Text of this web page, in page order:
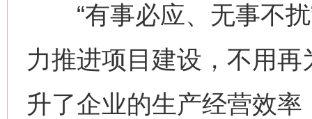
“有事必应、无事不扰
力推进项目建设，不用
升了企业的生产经营效